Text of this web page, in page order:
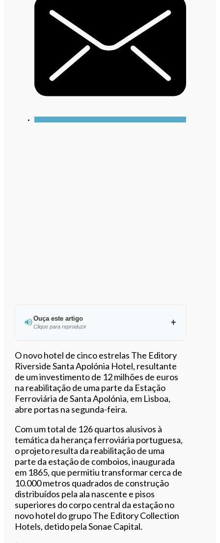
Ouça este artigo
Clique para reproduzir
Ouvir este artigo
O novo hotel de cinco estrelas The Editory
Riverside Santa Apolónia Hotel, resultante
de um investimento de 12 milhões de euros
na reabilitação de uma parte da Estação
Ferroviária de Santa Apolónia, em Lisboa,
abre portas na segunda-feira.
Com um total de 126 quartos alusivos à
temática da herança ferroviária portuguesa,
o projeto resulta da reabilitação de uma
parte da estação de comboios, inaugurada
em 1865, que permitiu transformar cerca de
10.000 metros quadrados de construção
distribuídos pela ala nascente e pisos
superiores do corpo central da estação no
novo hotel do grupo The Editory Collection
Hotels, detido pela Sonae Capital.